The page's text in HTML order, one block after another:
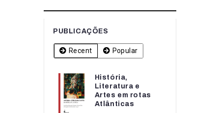
PUBLICAÇÕES
Recent Popular
História,
Literatura e
Artes em rotas
Atlânticas
História,
Literatura e
Artes em rotas...